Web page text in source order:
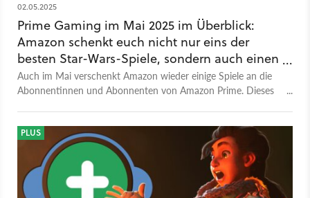
02.05.2025
Prime Gaming im Mai 2025 im Überblick:
Amazon schenkt euch nicht nur eins der
besten Star-Wars-Spiele, sondern auch einen
grandiosen Story-Shooter
Auch im Mai verschenkt Amazon wieder einige Spiele an die
Abonnentinnen und Abonnenten von Amazon Prime. Dieses
PLUS